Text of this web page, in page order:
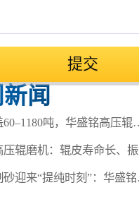
提交
闻
吨，华盛铭高压辊磨机轻松应对鹅卵石制砂
：辊皮寿命长、振动小，满足水泥熟料24小时连续粉磨
纯时刻”：华盛铭对辊机如何坐稳高纯砂生产C位？